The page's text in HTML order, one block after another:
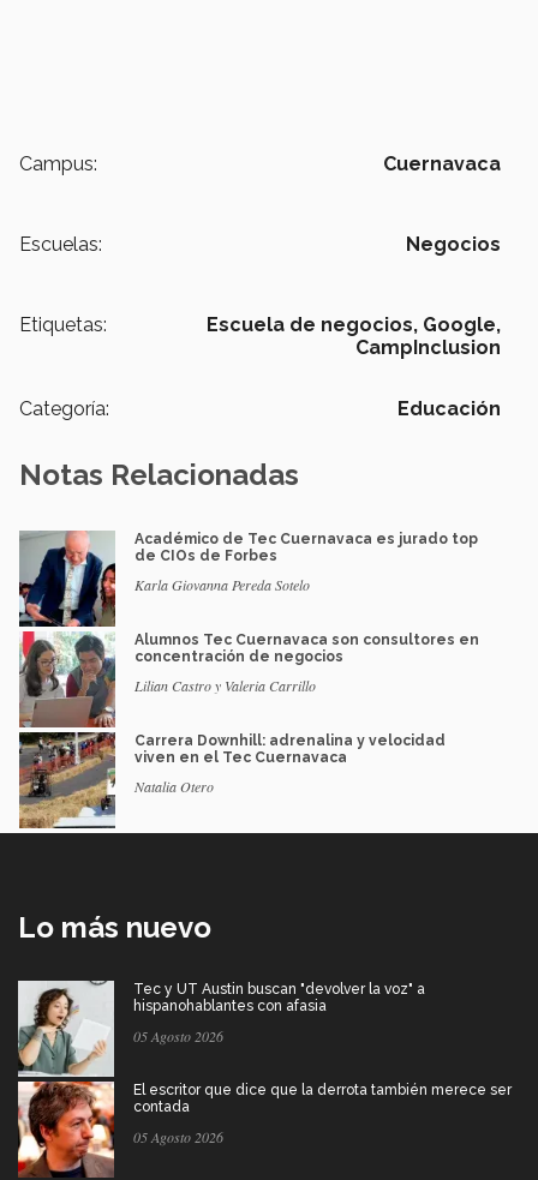
Campus: Cuernavaca
Escuelas: Negocios
Etiquetas: Escuela de negocios, Google,
CampInclusion
Categoría: Educación
Notas Relacionadas
Académico de Tec Cuernavaca es jurado top
de CIOs de Forbes
Karla Giovanna Pereda Sotelo
Alumnos Tec Cuernavaca son consultores en
concentración de negocios
Lilian Castro y Valeria Carrillo
Carrera Downhill: adrenalina y velocidad
viven en el Tec Cuernavaca
Natalia Otero
Lo más nuevo
Tec y UT Austin buscan "devolver la voz" a
hispanohablantes con afasia
05 Agosto 2026
El escritor que dice que la derrota también merece ser
contada
05 Agosto 2026